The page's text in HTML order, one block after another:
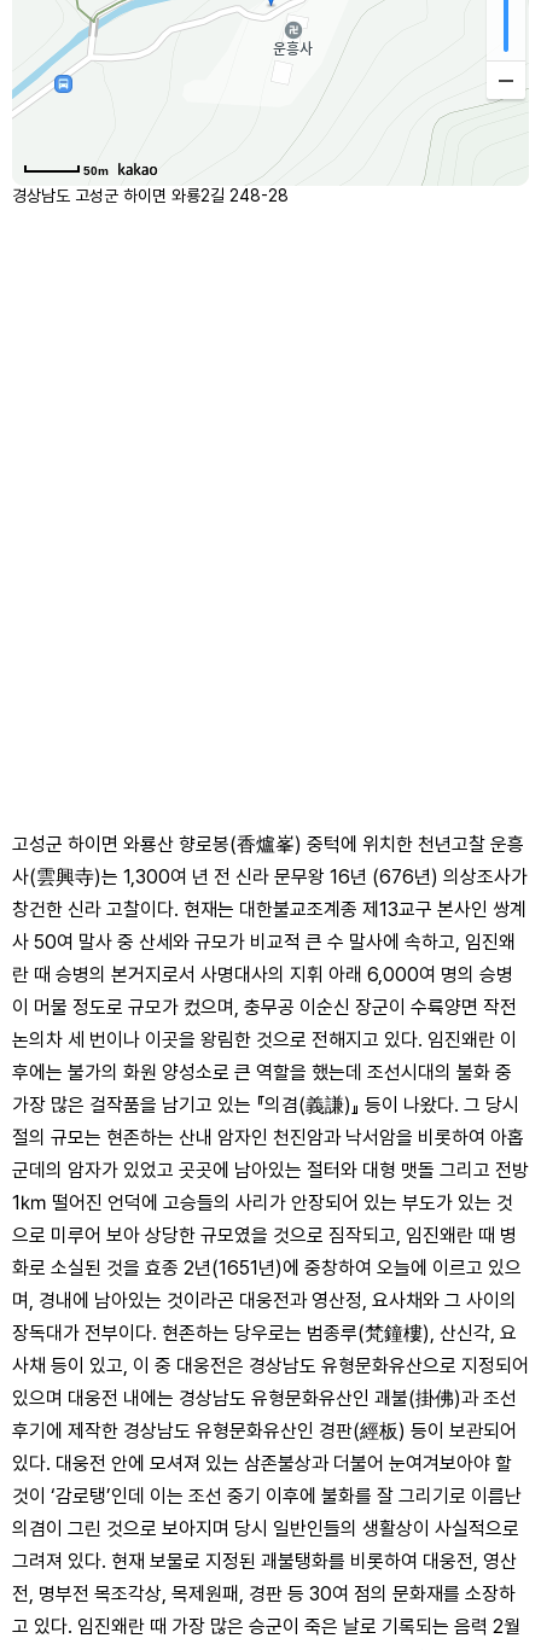
50m
경상남도 고성군 하이면 와룡2길 248-28
고성군 하이면 와룡산 향로봉(香爐峯) 중턱에 위치한 천년고찰 운흥
사(雲興寺)는 1,300여 년 전 신라 문무왕 16년 (676년) 의상조사가
창건한 신라 고찰이다. 현재는 대한불교조계종 제13교구 본사인 쌍계
사 50여 말사 중 산세와 규모가 비교적 큰 수 말사에 속하고, 임진왜
란 때 승병의 본거지로서 사명대사의 지휘 아래 6,000여 명의 승병
이 머물 정도로 규모가 컸으며, 충무공 이순신 장군이 수륙양면 작전
논의차 세 번이나 이곳을 왕림한 것으로 전해지고 있다. 임진왜란 이
후에는 불가의 화원 양성소로 큰 역할을 했는데 조선시대의 불화 중
가장 많은 걸작품을 남기고 있는 『의겸(義謙)』 등이 나왔다. 그 당시
절의 규모는 현존하는 산내 암자인 천진암과 낙서암을 비롯하여 아홉
군데의 암자가 있었고 곳곳에 남아있는 절터와 대형 맷돌 그리고 전방
1㎞ 떨어진 언덕에 고승들의 사리가 안장되어 있는 부도가 있는 것
으로 미루어 보아 상당한 규모였을 것으로 짐작되고, 임진왜란 때 병
화로 소실된 것을 효종 2년(1651년)에 중창하여 오늘에 이르고 있으
며, 경내에 남아있는 것이라곤 대웅전과 영산정, 요사채와 그 사이의
장독대가 전부이다. 현존하는 당우로는 범종루(梵鐘樓), 산신각, 요
사채 등이 있고, 이 중 대웅전은 경상남도 유형문화유산으로 지정되어
있으며 대웅전 내에는 경상남도 유형문화유산인 괘불(掛佛)과 조선
후기에 제작한 경상남도 유형문화유산인 경판(經板) 등이 보관되어
있다. 대웅전 안에 모셔져 있는 삼존불상과 더불어 눈여겨보아야 할
것이 ‘감로탱’인데 이는 조선 중기 이후에 불화를 잘 그리기로 이름난
의겸이 그린 것으로 보아지며 당시 일반인들의 생활상이 사실적으로
그려져 있다. 현재 보물로 지정된 괘불탱화를 비롯하여 대웅전, 영산
전, 명부전 목조각상, 목제원패, 경판 등 30여 점의 문화재를 소장하
고 있다. 임진왜란 때 가장 많은 승군이 죽은 날로 기록되는 음력 2월